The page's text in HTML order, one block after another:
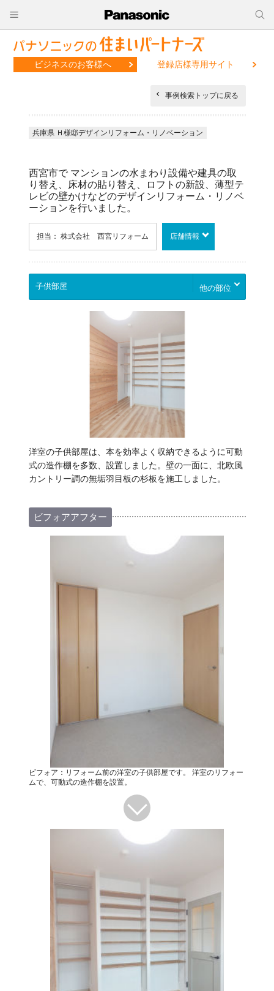
ビジネスのお客様へ 登録店様専用サイト
事例検索トップに戻る
兵庫県 Ｈ様邸デザインリフォーム・リノベーション
西宮市で マンションの水まわり設備や建具の取
り替え、床材の貼り替え、ロフトの新設、薄型テ
レビの壁かけなどのデザインリフォーム・リノベ
ーションを行いました。
担当： 株式会社 西宮リフォーム 店舗情報
他の部位
洋室の子供部屋は、本を効率よく収納できるように可動
式の造作棚を多数、設置しました。壁の一面に、北欧風
カントリー調の無垢羽目板の杉板を施工しました。
ビフォアアフター
ビフォア：リフォーム前の洋室の子供部屋です。 洋室のリフォー
ムで、可動式の造作棚を設置。